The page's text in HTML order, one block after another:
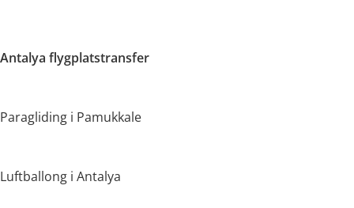
Antalya flygplatstransfer
Paragliding i Pamukkale
Luftballong i Antalya